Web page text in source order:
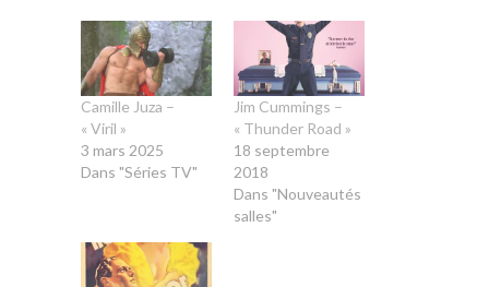
Camille Juza –
« Viril »
3 mars 2025
Dans "Séries TV"
Jim Cummings –
« Thunder Road »
18 septembre
2018
Dans "Nouveautés
salles"